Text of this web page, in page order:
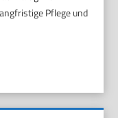
Pflege und